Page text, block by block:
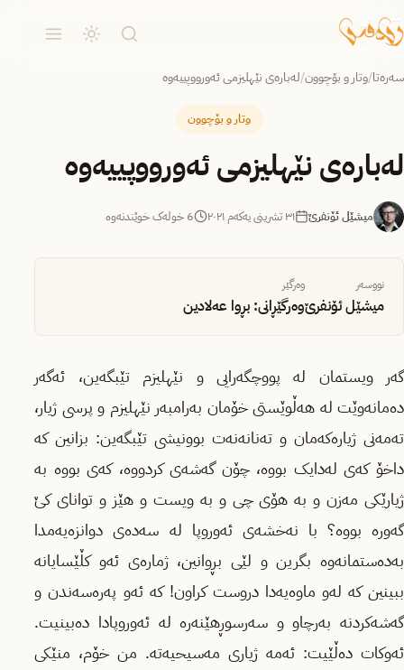
سەرەتا/وتار و بۆچوون/لەبارەی نێهلیزمی ئەورووپییەوە
وتار و بۆچوون
لەبارەی نێهلیزمی ئەورووپییەوە
میشێل ئۆنفرێ ٣١ تشرینی یەکەم ٢٠٢١ 6 خولەک خوێندنەوە
نووسەر
میشێل ئۆنفرێ
وەرگێر
وەرگێڕانی: بڕوا عەلادین
گەر ویستمان لە پووچگەرایی و نێهلیزم تێبگەین، ئەگەر
دەمانەوێت لە هەڵوێستی خۆمان بەرامبەر نێهلیزم و پرسی ژیار،
تەمەنی ژیارەکەمان و تەنانەنەت بوونیشی تێبگەین: بزانین کە
داخۆ کەی لەدایک بووە، چۆن گەشەی کردووە، کەی بووە بە
ژیارێکی مەزن و بە هۆی چی و بە ویست و هێز و توانای کێ
گەورە بووە؟ با نەخشەی ئەوروپا لە سەدەی دوانزەیەمدا
بەدەستمانەوە بگرین و لێی بڕوانین، ژمارەی ئەو کڵێسایانە
ببینین کە لەو ماوەیەدا دروست کراون! کە ئەو پەرەسەندن و
گەشەکردنە بەرچاو و سەرسوڕهێنەرە لە ئەوروپادا دەبینیت.
ئەوکات دەڵێیت: ئەمە ژیاری مەسیحیەتە. من خۆم، منێکی